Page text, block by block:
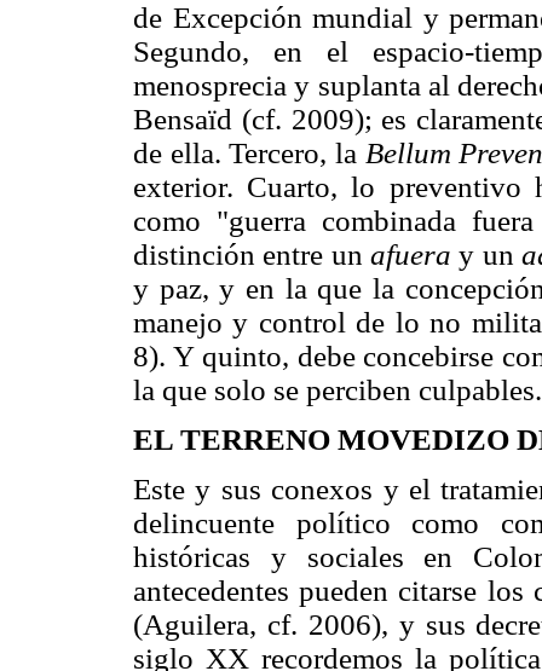
de Excepción mundial y
Segundo, en el espacio-
menosprecia y suplanta al
Bensaïd (cf. 2009); es
de ella. Tercero, la Bellum
exterior. Cuarto, lo preventivo
como "guerra combinada
distinción entre un afuera y un
y paz, y en la que la
manejo y control de lo no
8). Y quinto, debe concebirse
la que solo se perciben culpables.
EL TERRENO MOVEDIZO
Este y sus conexos y el
delincuente político como
históricas y sociales en
antecedentes pueden citarse
(Aguilera, cf. 2006), y sus
siglo XX recordemos la